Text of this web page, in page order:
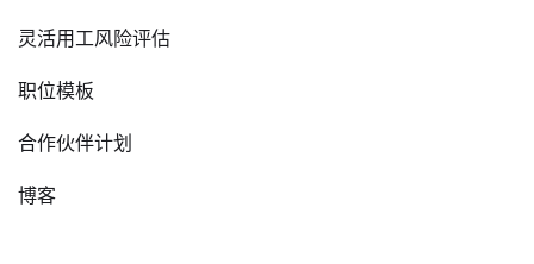
灵活用工风险评估
职位模板
合作伙伴计划
博客